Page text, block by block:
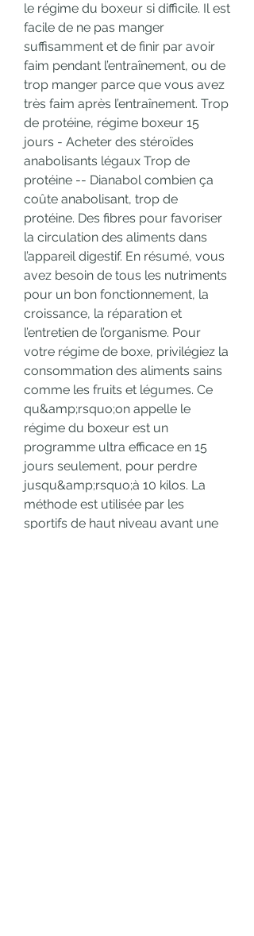
le régime du boxeur si difficile. Il est
facile de ne pas manger
suffisamment et de finir par avoir
faim pendant l’entraînement, ou de
trop manger parce que vous avez
très faim après l’entraînement. Trop
de protéine, régime boxeur 15
jours - Acheter des stéroïdes
anabolisants légaux Trop de
protéine -- Dianabol combien ça
coûte anabolisant, trop de
protéine. Des fibres pour favoriser
la circulation des aliments dans
l’appareil digestif. En résumé, vous
avez besoin de tous les nutriments
pour un bon fonctionnement, la
croissance, la réparation et
l’entretien de l’organisme. Pour
votre régime de boxe, privilégiez la
consommation des aliments sains
comme les fruits et légumes. Ce
qu&amp;rsquo;on appelle le
régime du boxeur est un
programme ultra efficace en 15
jours seulement, pour perdre
jusqu&amp;rsquo;à 10 kilos. La
méthode est utilisée par les
sportifs de haut niveau avant une